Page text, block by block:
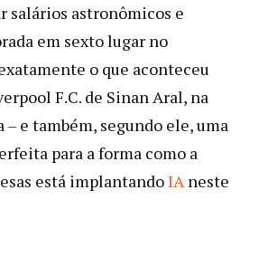
salários astronômicos e
em sexto lugar no
o que aconteceu
F.C. de Sinan Aral, na
e também, segundo ele, uma
para a forma como a
está implantandoIAneste